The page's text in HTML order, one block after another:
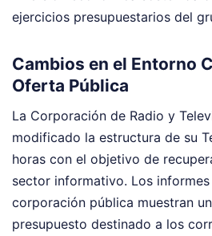
ejercicios presupuestarios del
Cambios en el Entorno
Oferta Pública
La Corporación de Radio y
modificado la estructura de su
horas con el objetivo de
sector informativo. Los
corporación pública muestran
presupuesto destinado a los